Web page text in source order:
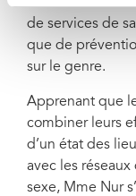
de services de
que de
sur le genre.
Apprenant que
combiner leurs
d’un état des
avec les
sexe, Mme Nur